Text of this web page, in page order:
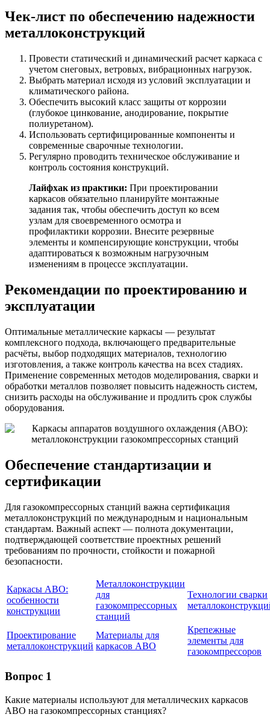
Чек-лист по обеспечению надежности
металлоконструкций
Провести статический и динамический расчет каркаса с
учетом снеговых, ветровых, вибрационных нагрузок.
Выбрать материал исходя из условий эксплуатации и
климатического района.
Обеспечить высокий класс защиты от коррозии
(глубокое цинкование, анодирование, покрытие
полиуретаном).
Использовать сертифицированные компоненты и
современные сварочные технологии.
Регулярно проводить техническое обслуживание и
контроль состояния конструкций.
Лайфхак из практики: При проектировании
каркасов обязательно планируйте монтажные
задания так, чтобы обеспечить доступ ко всем
узлам для своевременного осмотра и
профилактики коррозии. Внесите резервные
элементы и компенсирующие конструкции, чтобы
адаптироваться к возможным нагрузочным
изменениям в процессе эксплуатации.
Рекомендации по проектированию и
эксплуатации
Оптимальные металлические каркасы — результат
комплексного подхода, включающего предварительные
расчёты, выбор подходящих материалов, технологию
изготовления, а также контроль качества на всех стадиях.
Применение современных методов моделирования, сварки и
обработки металлов позволяет повысить надежность систем,
снизить расходы на обслуживание и продлить срок службы
оборудования.
Обеспечение стандартизации и
сертификации
Для газокомпрессорных станций важна сертификация
металлоконструкций по международным и национальным
стандартам. Важный аспект — полнота документации,
подтверждающей соответствие проектных решений
требованиям по прочности, стойкости и пожарной
безопасности.
Каркасы АВО:
особенности
конструкции
Металлоконструкции
для
газокомпрессорных
станций
Технологии сварки
Проектирование
металлоконструкций
Материалы для
каркасов АВО
Крепежные
элементы для
газокомпрессоров
Вопрос 1
Какие материалы используют для металлических каркасов
АВО на газокомпрессорных станциях?